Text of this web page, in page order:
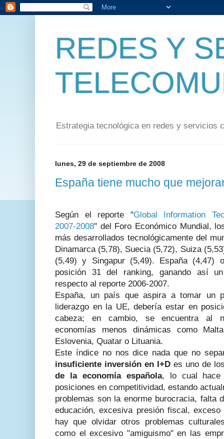
REDES Y
Estrategia tecnológica en redes y servicios
lunes, 29 de septiembre de 2008
España tiene mucho que
Según el reporte "Global Information
2007-2008" del Foro Económico Mundial,
más desarrollados tecnológicamente del
Dinamarca (5,78), Suecia (5,72), Suiza
(5,49) y Singapur (5,49). España (4,47)
posición 31 del ranking, ganando así
respecto al reporte 2006-2007.
España, un país que aspira a tomar un
liderazgo en la UE, debería estar en
cabeza; en cambio, se encuentra al
economías menos dinámicas como
Eslovenia, Quatar o Lituania.
Este índice no nos dice nada que no
insuficiente inversión en I+D es uno de
de la economía española, lo cual hace
posiciones en competitividad, estando
problemas son la enorme burocracia, falta
educación, excesiva presión fiscal,
hay que olvidar otros problemas
como el excesivo "amiguismo" en las